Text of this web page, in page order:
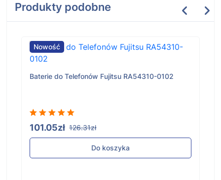
Produkty podobne
Nowość
Baterie do Telefonów Fujitsu RA54310-0102
101.05zł 126.31zł
Do koszyka